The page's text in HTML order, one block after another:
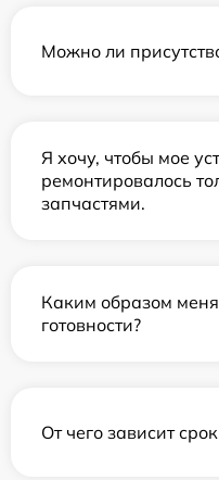
Можно ли
Я хочу, чтобы мое
ремонтировалось
запчастями.
Каким образом
готовности?
От чего зависит